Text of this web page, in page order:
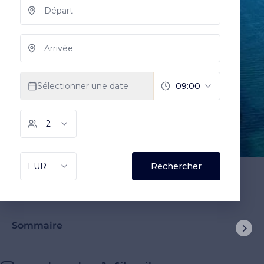
Sommaire